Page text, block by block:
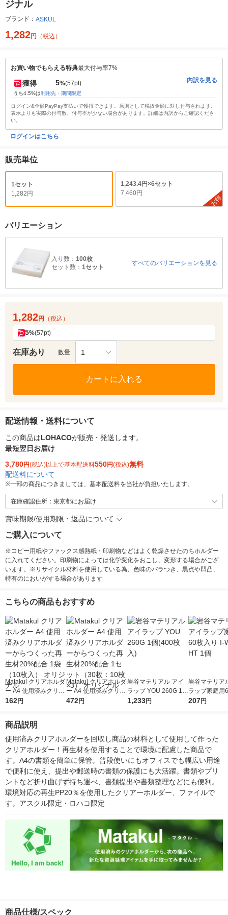
ジナル
ブランド： ASKUL
1,282円 （税込）
お買い物でもらえる特典最大付与率7%
獲得 5%(57pt)
うち4.5%は利用先・期間限定
内訳を見る
ログイン&全額PayPay支払いで獲得できます。原則として税抜金額に対し付与されます。
表示よりも実際の付与数、付与率が少ない場合があります。詳細は内訳からご確認くださ
い。
ログインはこちら
販売単位
1セット
1,282円
1,243.4円×6セット
7,460円
お得
バリエーション
入り数： 100枚
セット数： 1セット
すべてのバリエーションを見る
1,282円 （税込）
5%(57pt)
在庫あり 数量 1
カートに入れる
配送情報・送料について
この商品はLOHACOが販売・発送します。
最短翌日お届け
3,780円(税込)以上で基本配送料550円(税込)無料
配送料について
※一部の商品につきましては、基本配送料を当社が負担いたします。
在庫確認住所：東京都にお届け
賞味期限/使用期限・返品について
ご購入について
※コピー用紙やファックス感熱紙・印刷物などはよく乾燥させたのちホルダー
に入れてください。印刷物によっては化学変化をおこし、変形する場合がござ
います。※リサイクル材料を使用している為、色味のバラつき、黒点や凹凸、
特有のにおいがする場合があります
こちらの商品もおすすめ
Matakul クリアホルダ
ー A4 使用済みクリア
ホルダーからつくった
ル
162円
Matakul クリアホルダ
ー A4 使用済みクリア
ホルダーからつくった
472円
岩谷マテリアル アイ
ラップ YOU 260G 1個
(400枚入)
1,233円
岩谷マテリア
ラップ家庭用
り I-WRAP-
207円
商品説明
使用済みクリアホルダーを回収し商品の材料として使用して作った
クリアホルダー！再生材を使用することで環境に配慮した商品で
す。A4の書類を簡単に保管。普段使いにもオフィスでも幅広い用途
で便利に使え、提出や郵送時の書類の保護にも大活躍。書類やプリ
ントなど折り曲げず持ち運べ、書類提出や書類整理などにも便利。
環境対応の再生PP20％を使用したクリアーホルダー、ファイルで
す。アスクル限定・ロハコ限定
商品仕様/スペック